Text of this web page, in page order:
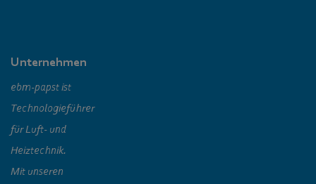
Unternehmen
ebm‑papst ist
Technologieführer
für Luft- und
Heiztechnik.
Mit unseren